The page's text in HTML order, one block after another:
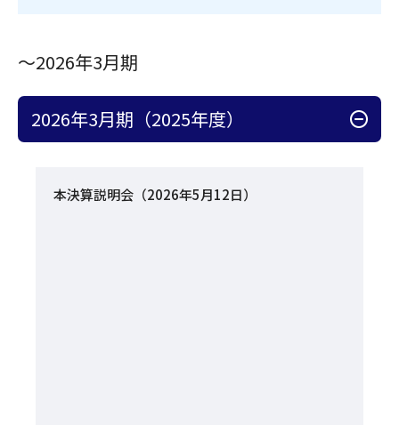
～2026年3月期
2026年3月期（2025年度） アコーディオン開
本決算説明会（2026年5月12日）